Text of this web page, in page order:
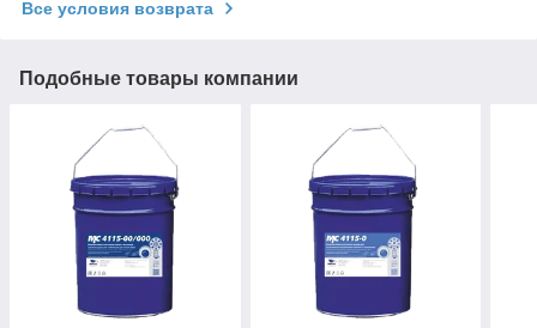
Все условия возврата
Подобные товары компании